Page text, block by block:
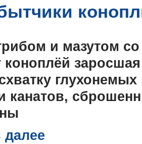
и мазутом
коноплёй
канатов,
далее